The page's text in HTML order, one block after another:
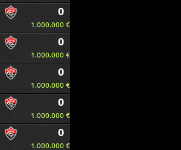
0
1.000.000 €
0
1.000.000 €
0
1.000.000 €
0
1.000.000 €
0
1.000.000 €